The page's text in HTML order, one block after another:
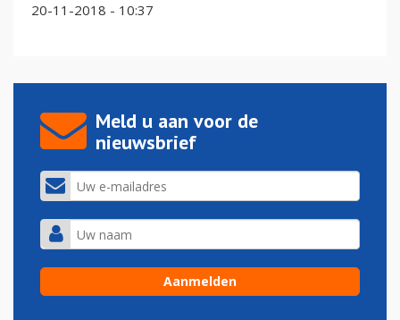
20-11-2018 - 10:37
Meld u aan voor de
nieuwsbrief